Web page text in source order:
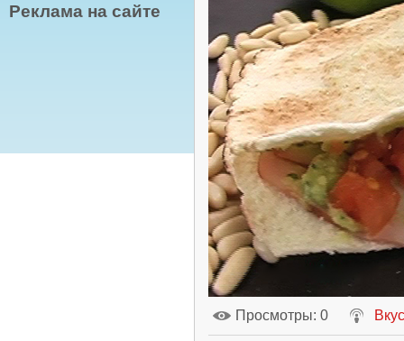
Реклама на сайте
Просмотры: 0